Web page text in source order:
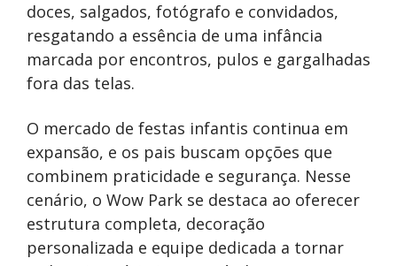
doces, salgados, fotógrafo e convidados,
resgatando a essência de uma infância
marcada por encontros, pulos e gargalhadas
fora das telas.
O mercado de festas infantis continua em
expansão, e os pais buscam opções que
combinem praticidade e segurança. Nesse
cenário, o Wow Park se destaca ao oferecer
estrutura completa, decoração
personalizada e equipe dedicada a tornar